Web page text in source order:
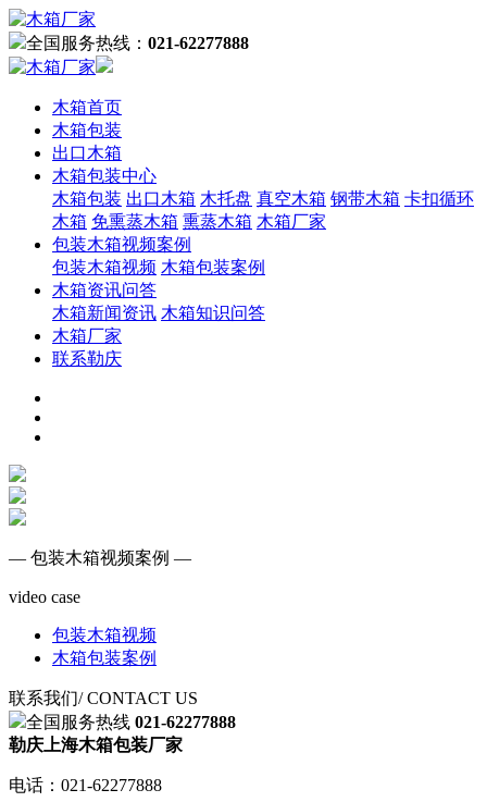
全国服务热线： 021-62277888
木箱首页
木箱包装
出口木箱
木箱包装中心
木箱包装 出口木箱 木托盘 真空木箱 钢带木箱 卡扣循环
木箱 免熏蒸木箱 熏蒸木箱 木箱厂家
包装木箱视频案例
包装木箱视频 木箱包装案例
木箱资讯问答
木箱新闻资讯 木箱知识问答
木箱厂家
联系勒庆
— 包装木箱视频案例 —
video case
包装木箱视频
木箱包装案例
联系我们/ CONTACT US
全国服务热线 021-62277888
勒庆上海木箱包装厂家
电话：021-62277888